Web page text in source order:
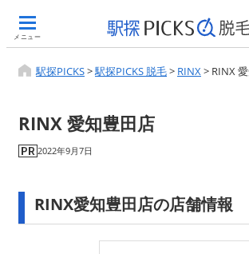
メニュー
駅探PICKS>駅探PICKS 脱毛> RINX> RINX
RINX 愛知豊田店
2022年9月7日
RINX愛知豊田店の店舗情報